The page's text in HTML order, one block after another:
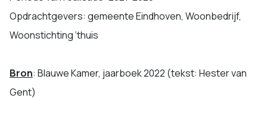
Opdrachtgevers: gemeente Eindhoven, Woonbedrijf,
Woonstichting ‘thuis
Bron: Blauwe Kamer, jaarboek 2022 (tekst: Hester van
Gent)